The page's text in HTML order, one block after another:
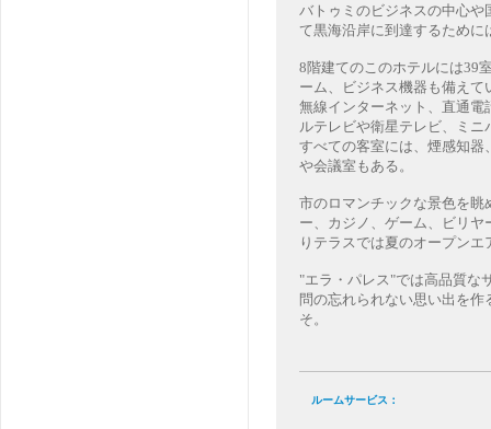
バトゥミのビジネスの中心
て黒海沿岸に到達するために
8階建てのこのホテルには39
ーム、ビジネス機器も備え
無線インターネット、直通
ルテレビや衛星テレビ、ミ
すべての客室には、煙感知
や会議室もある。
市のロマンチックな景色を
ー、カジノ、ゲーム、ビリ
りテラスでは夏のオープン
"エラ・パレス"では高品質な
問の忘れられない思い出を
そ。
ルームサービス：